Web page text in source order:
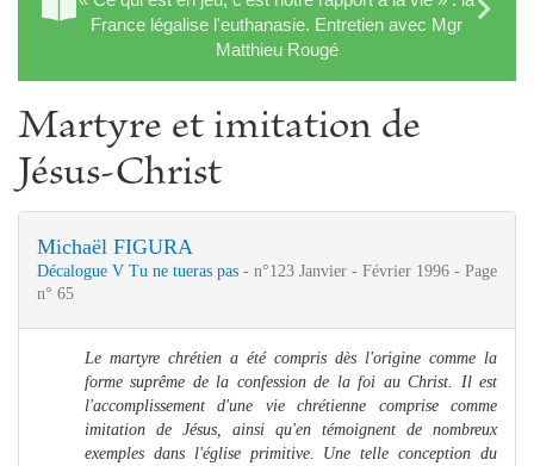
France légalise l'euthanasie. Entretien avec Mgr
Matthieu Rougé
Martyre et imitation de
Jésus-Christ
Michaël FIGURA
Décalogue V Tu ne tueras pas - n°123 Janvier - Février 1996 - Page
n° 65
Le martyre chrétien a été compris dès l'origine comme la
forme suprême de la confession de la foi au Christ. Il est
l'accomplissement d'une vie chrétienne comprise comme
imitation de Jésus, ainsi qu'en témoignent de nombreux
exemples dans l'église primitive. Une telle conception du